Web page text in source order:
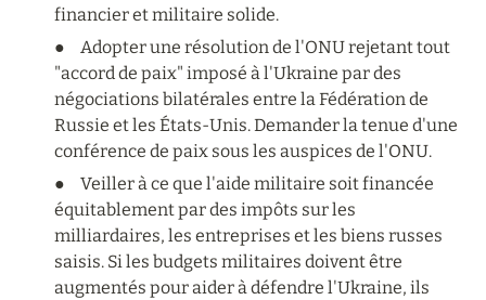
financier et militaire solide.
●	Adopter une résolution de l'ONU rejetant tout
"accord de paix" imposé à l'Ukraine par des
négociations bilatérales entre la Fédération de
Russie et les États-Unis. Demander la tenue d'une
conférence de paix sous les auspices de l'ONU.
●	Veiller à ce que l'aide militaire soit financée
équitablement par des impôts sur les
milliardaires, les entreprises et les biens russes
saisis. Si les budgets militaires doivent être
augmentés pour aider à défendre l'Ukraine, ils